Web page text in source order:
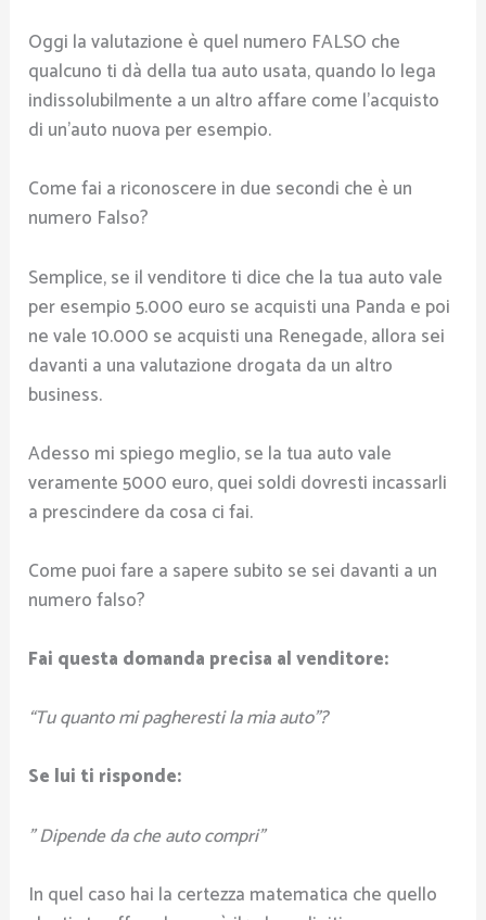
Oggi la valutazione è quel numero FALSO che
qualcuno ti dà della tua auto usata, quando lo lega
indissolubilmente a un altro affare come l’acquisto
di un’auto nuova per esempio.
Come fai a riconoscere in due secondi che è un
numero Falso?
Semplice, se il venditore ti dice che la tua auto vale
per esempio 5.000 euro se acquisti una Panda e poi
ne vale 10.000 se acquisti una Renegade, allora sei
davanti a una valutazione drogata da un altro
business.
Adesso mi spiego meglio, se la tua auto vale
veramente 5000 euro, quei soldi dovresti incassarli
a prescindere da cosa ci fai.
Come puoi fare a sapere subito se sei davanti a un
numero falso?
Fai questa domanda precisa al venditore:
“Tu quanto mi pagheresti la mia auto”?
Se lui ti risponde:
” Dipende da che auto compri”
In quel caso hai la certezza matematica che quello